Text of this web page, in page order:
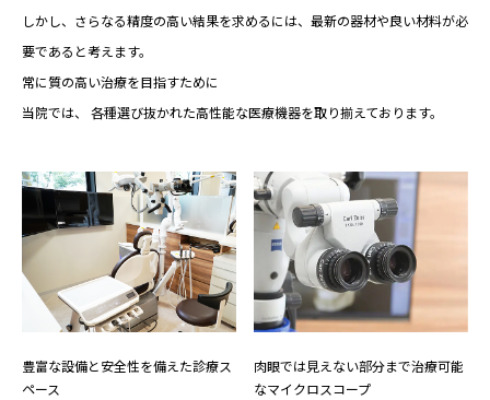
しかし、さらなる精度の高い結果を求めるには、最新の器材や良い材料が必
要であると考えます。
常に質の高い治療を目指すために
当院では、 各種選び抜かれた高性能な医療機器を取り揃えております。
豊富な設備と安全性を備えた診療ス
ペース
肉眼では見えない部分まで治療可能
なマイクロスコープ